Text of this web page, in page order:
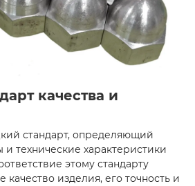
качества и
стандарт, определяющий
технические характеристики
этому стандарту
качество изделия, его точность и